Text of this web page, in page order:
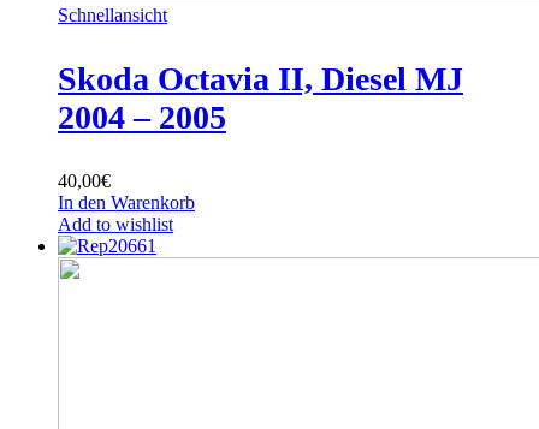
Schnellansicht
Skoda Octavia II, Diesel MJ
2004 – 2005
40,00€
In den Warenkorb
Add to wishlist